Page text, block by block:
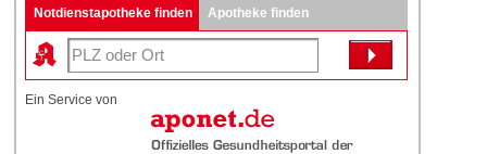
Notdienstapotheke finden Apotheke finden
Ein Service von